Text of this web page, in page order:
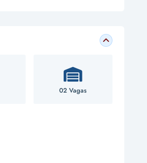
02 Vagas